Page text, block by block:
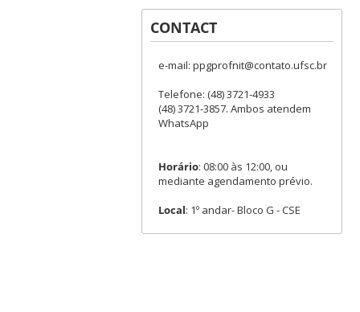
CONTACT
e-mail: ppgprofnit@contato.ufsc.br
Telefone: (48) 3721-4933
(48) 3721-3857. Ambos atendem
WhatsApp
Horário: 08:00 às 12:00, ou
mediante agendamento prévio.
Local: 1º andar- Bloco G - CSE